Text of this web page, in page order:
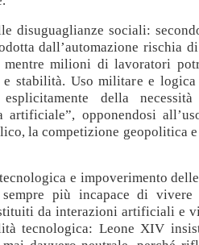
disuguaglianze sociali:
dall’automazione rischia
mentre milioni di lavoratori
e stabilità. Uso militare e
della
artificiale”, opponendosi
la competizione geopolitica
e impoverimento
più incapace di vivere
da interazioni artificiali e
tecnologica: Leone XIV